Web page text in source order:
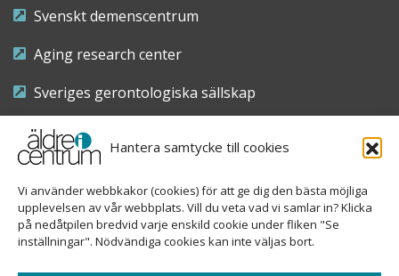
Hantera samtycke till cookies
Vi använder webbkakor (cookies) för att ge dig den bästa möjliga
upplevelsen av vår webbplats. Vill du veta vad vi samlar in? Klicka
på nedåtpilen bredvid varje enskild cookie under fliken "Se
inställningar". Nödvändiga cookies kan inte väljas bort.
Svenskt demenscentrum
Aging research center
Sveriges gerontologiska sällskap
Riksföreningen för sjuksköterskor inom äldre- och
demensvård
Nationellt kompetenscentrum anhöriga